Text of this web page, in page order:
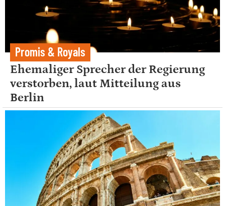
Promis & Royals
Ehemaliger Sprecher der Regierung
verstorben, laut Mitteilung aus
Berlin